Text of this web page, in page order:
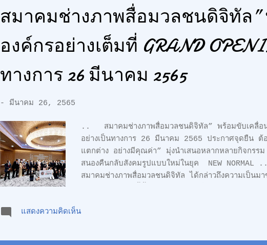
ผลไม้ทาง...
สมาคมช่างภาพสื่อมวลชนดิจิทัล
องค์กรอย่างเต็มที่ GRAND
ทางการ 26 มีนาคม 2565
- มีนาคม 26, 2565
.. สมาคมช่างภาพสื่อมวลชนดิจิทัล” พร้อมขับเคลื่อนอ
อย่างเป็นทางการ 26 มีนาคม 2565 ประกาศจุดยืน ต้
แตกต่าง อย่างมีคุณค่า” มุ่งนำเสนอหลากหลายกิจกร
สนองคืนกลับสังคมรูปแบบใหม่ในยุค NEW
สมาคมช่างภาพสื่อมวลชนดิจิทัล ได้กล่าวถึงความเป็นม
อย่างพอมีพอกินและพอเพียงได้บังเกิดขึ้น การขับเ
แสดงความคิดเห็น